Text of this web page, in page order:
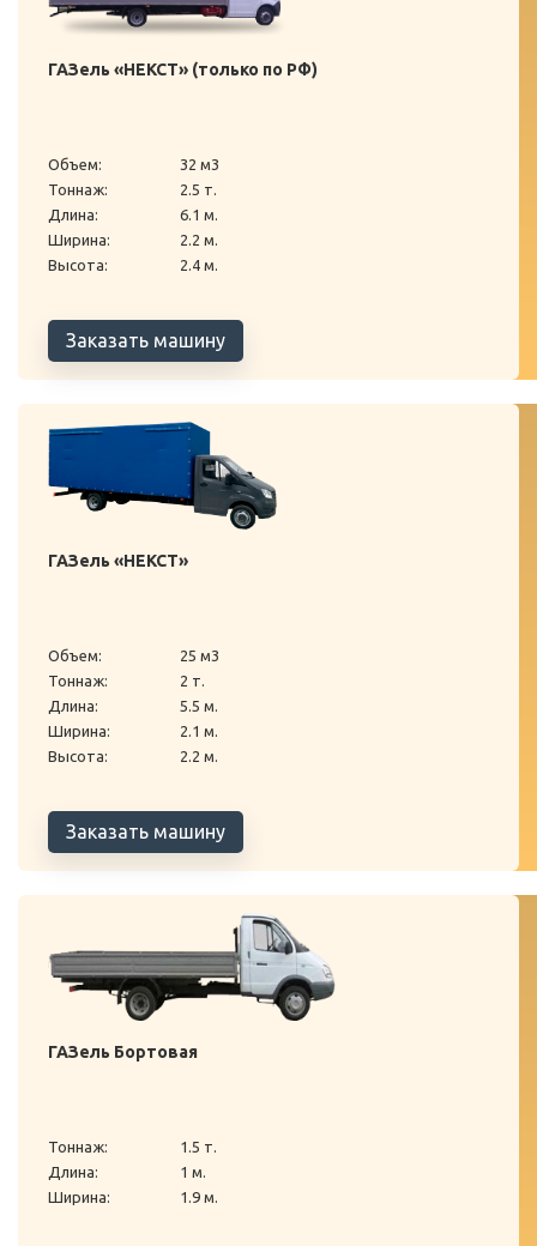
ГАЗель «НЕКСТ» (только по РФ)
Объем:
32 м3
Тоннаж:
2.5 т.
Длина:
6.1 м.
Ширина:
2.2 м.
Высота:
2.4 м.
Заказать машину
ГАЗель «НЕКСТ»
Объем:
25 м3
Тоннаж:
2 т.
Длина:
5.5 м.
Ширина:
2.1 м.
Высота:
2.2 м.
Заказать машину
ГАЗель Бортовая
Тоннаж:
1.5 т.
Длина:
1 м.
Ширина:
1.9 м.